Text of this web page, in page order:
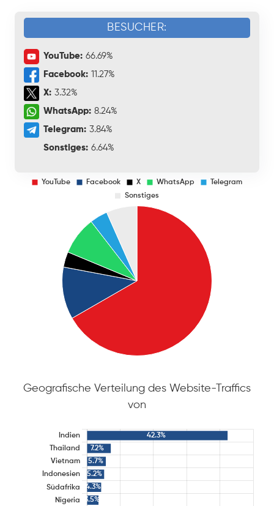
BESUCHER:
YouTube: 66.69%
Facebook: 11.27%
X: 3.32%
WhatsApp: 8.24%
Telegram: 3.84%
Sonstiges: 6.64%
Geografische Verteilung des Website-Traffics
von